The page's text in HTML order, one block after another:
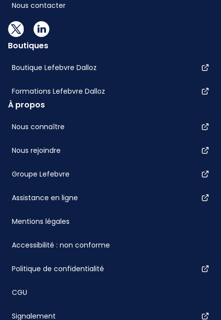
Nous contacter
Boutiques
Boutique Lefebvre Dalloz
Formations Lefebvre Dalloz
À propos
Nous connaître
Nous rejoindre
Groupe Lefebvre
Assistance en ligne
Mentions légales
Accessibilité : non conforme
Politique de confidentialité
CGU
Signalement